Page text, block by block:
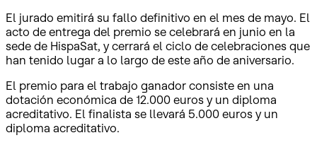
El jurado emitirá su fallo definitivo en el mes de mayo. El
acto de entrega del premio se celebrará en junio en la
sede de HispaSat, y cerrará el ciclo de celebraciones que
han tenido lugar a lo largo de este año de aniversario.
El premio para el trabajo ganador consiste en una
dotación económica de 12.000 euros y un diploma
acreditativo. El finalista se llevará 5.000 euros y un
diploma acreditativo.